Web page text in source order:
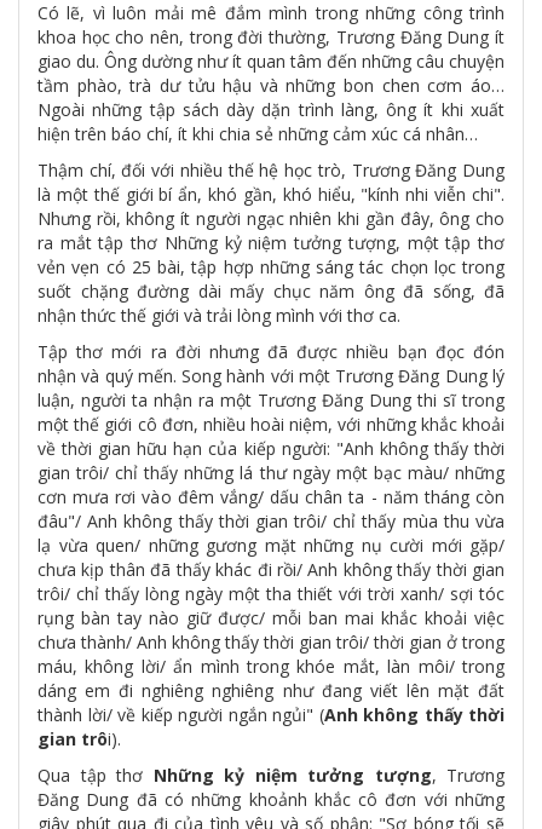
Có lẽ, vì luôn mải mê đắm mình trong những công trình
khoa học cho nên, trong đời thường, Trương Đăng Dung ít
giao du. Ông dường như ít quan tâm đến những câu chuyện
tầm phào, trà dư tửu hậu và những bon chen cơm áo…
Ngoài những tập sách dày dặn trình làng, ông ít khi xuất
hiện trên báo chí, ít khi chia sẻ những cảm xúc cá nhân…
Thậm chí, đối với nhiều thế hệ học trò, Trương Đăng Dung
là một thế giới bí ẩn, khó gần, khó hiểu, "kính nhi viễn chi".
Nhưng rồi, không ít người ngạc nhiên khi gần đây, ông cho
ra mắt tập thơ Những kỷ niệm tưởng tượng, một tập thơ
vẻn vẹn có 25 bài, tập hợp những sáng tác chọn lọc trong
suốt chặng đường dài mấy chục năm ông đã sống, đã
nhận thức thế giới và trải lòng mình với thơ ca.
Tập thơ mới ra đời nhưng đã được nhiều bạn đọc đón
nhận và quý mến. Song hành với một Trương Đăng Dung lý
luận, người ta nhận ra một Trương Đăng Dung thi sĩ trong
một thế giới cô đơn, nhiều hoài niệm, với những khắc khoải
về thời gian hữu hạn của kiếp người: "Anh không thấy thời
gian trôi/ chỉ thấy những lá thư ngày một bạc màu/ những
cơn mưa rơi vào đêm vắng/ dấu chân ta - năm tháng còn
đâu"/ Anh không thấy thời gian trôi/ chỉ thấy mùa thu vừa
lạ vừa quen/ những gương mặt những nụ cười mới gặp/
chưa kịp thân đã thấy khác đi rồi/ Anh không thấy thời gian
trôi/ chỉ thấy lòng ngày một tha thiết với trời xanh/ sợi tóc
rụng bàn tay nào giữ được/ mỗi ban mai khắc khoải việc
chưa thành/ Anh không thấy thời gian trôi/ thời gian ở trong
máu, không lời/ ẩn mình trong khóe mắt, làn môi/ trong
dáng em đi nghiêng nghiêng như đang viết lên mặt đất
thành lời/ về kiếp người ngắn ngủi" (Anh không thấy thời
gian trôi).
Qua tập thơ Những kỷ niệm tưởng tượng, Trương
Đăng Dung đã có những khoảnh khắc cô đơn với những
giây phút qua đi của tình yêu và số phận: "Sợ bóng tối sẽ